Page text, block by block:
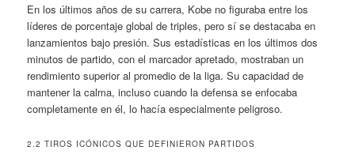
En los últimos años de su carrera, Kobe no figuraba entre los
líderes de porcentaje global de triples, pero sí se destacaba en
lanzamientos bajo presión. Sus estadísticas en los últimos dos
minutos de partido, con el marcador apretado, mostraban un
rendimiento superior al promedio de la liga. Su capacidad de
mantener la calma, incluso cuando la defensa se enfocaba
completamente en él, lo hacía especialmente peligroso.
2.2 TIROS ICÓNICOS QUE DEFINIERON PARTIDOS